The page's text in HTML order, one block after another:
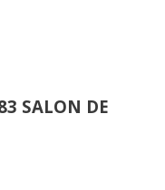
SALON DE